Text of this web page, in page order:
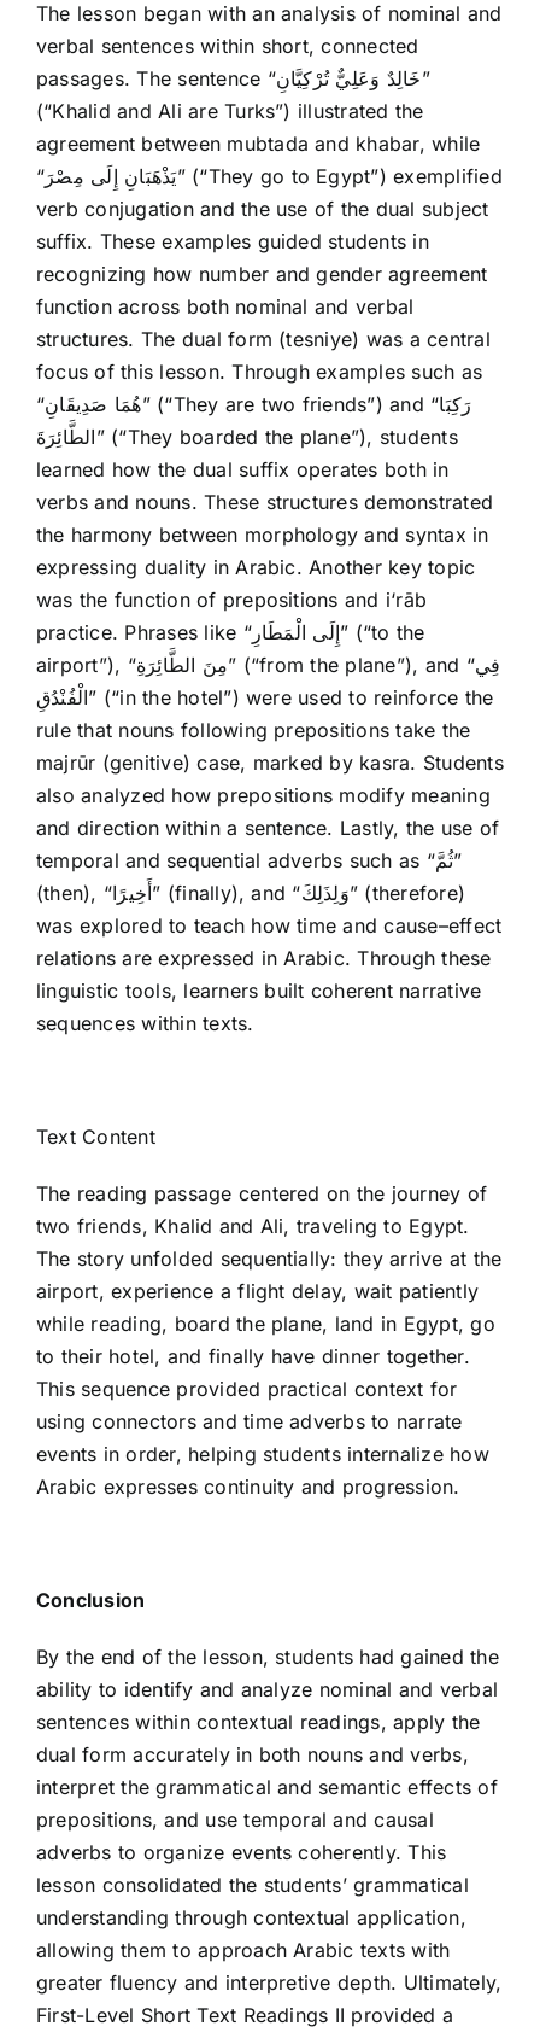
The lesson began with an analysis of nominal and
verbal sentences within short, connected
passages. The sentence “خَالِدٌ وَعَلِيٌّ تُرْكِيَّانِ”
(“Khalid and Ali are Turks”) illustrated the
agreement between mubtada and khabar, while
“يَذْهَبَانِ إِلَى مِصْرَ” (“They go to Egypt”) exemplified
verb conjugation and the use of the dual subject
suffix. These examples guided students in
recognizing how number and gender agreement
function across both nominal and verbal
structures. The dual form (tesniye) was a central
focus of this lesson. Through examples such as
“هُمَا صَدِيقَانِ” (“They are two friends”) and “رَكِبَا
الطَّائِرَةَ” (“They boarded the plane”), students
learned how the dual suffix operates both in
verbs and nouns. These structures demonstrated
the harmony between morphology and syntax in
expressing duality in Arabic. Another key topic
was the function of prepositions and i‘rāb
practice. Phrases like “إِلَى الْمَطَارِ” (“to the
airport”), “مِنَ الطَّائِرَةِ” (“from the plane”), and “فِي
الْفُنْدُقِ” (“in the hotel”) were used to reinforce the
rule that nouns following prepositions take the
majrūr (genitive) case, marked by kasra. Students
also analyzed how prepositions modify meaning
and direction within a sentence. Lastly, the use of
temporal and sequential adverbs such as “ثُمَّ”
(then), “أَخِيرًا” (finally), and “وَلِذَلِكَ” (therefore)
was explored to teach how time and cause–effect
relations are expressed in Arabic. Through these
linguistic tools, learners built coherent narrative
sequences within texts.
Text Content
The reading passage centered on the journey of
two friends, Khalid and Ali, traveling to Egypt.
The story unfolded sequentially: they arrive at the
airport, experience a flight delay, wait patiently
while reading, board the plane, land in Egypt, go
to their hotel, and finally have dinner together.
This sequence provided practical context for
using connectors and time adverbs to narrate
events in order, helping students internalize how
Arabic expresses continuity and progression.
Conclusion
By the end of the lesson, students had gained the
ability to identify and analyze nominal and verbal
sentences within contextual readings, apply the
dual form accurately in both nouns and verbs,
interpret the grammatical and semantic effects of
prepositions, and use temporal and causal
adverbs to organize events coherently. This
lesson consolidated the students’ grammatical
understanding through contextual application,
allowing them to approach Arabic texts with
greater fluency and interpretive depth. Ultimately,
First-Level Short Text Readings II provided a